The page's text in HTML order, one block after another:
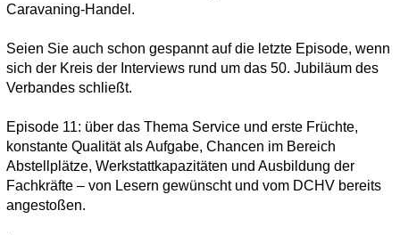
Caravaning-Handel.
Seien Sie auch schon gespannt auf die letzte Episode, wenn
sich der Kreis der Interviews rund um das 50. Jubiläum des
Verbandes schließt.
Episode 11: über das Thema Service und erste Früchte,
konstante Qualität als Aufgabe, Chancen im Bereich
Abstellplätze, Werkstattkapazitäten und Ausbildung der
Fachkräfte – von Lesern gewünscht und vom DCHV bereits
angestoßen.